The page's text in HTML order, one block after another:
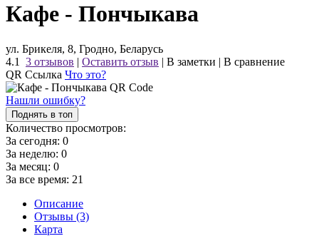
Кафе - Пончыкава
ул. Брикеля, 8, Гродно, Беларусь
4.1
3 отзывов | Оставить отзыв | В заметки | В сравнение
QR Ссылка Что это?
Нашли ошибку?
Поднять в топ
Количество просмотров:
За сегодня: 0
За неделю: 0
За месяц: 0
За все время: 21
Описание
Отзывы (3)
Карта